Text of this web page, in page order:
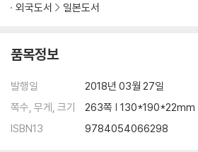
외국도서
일본도서
품목정보
발행일
2018년 03월 27일
쪽수, 무게, 크기
263쪽 | 130*190*22mm
ISBN13
9784054066298